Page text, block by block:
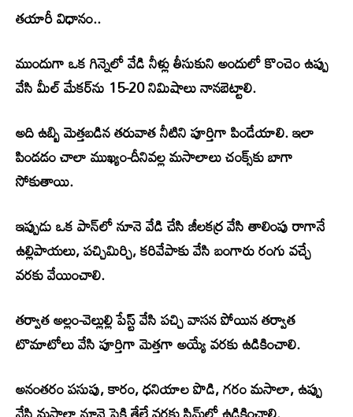
తయారీ విధానం..
ముందుగా ఒక గిన్నెలో వేడి నీళ్లు తీసుకుని అందులో కొంచెం ఉప్పు
వేసి మీల్ మేకర్‌ను 15-20 నిమిషాలు నానబెట్టాలి.
అది ఉబ్బి మెత్తబడిన తరువాత నీటిని పూర్తిగా పిండేయాలి. ఇలా
పిండడం చాలా ముఖ్యం-దీనివల్ల మసాలాలు చంక్స్‌కు బాగా
సోకుతాయి.
ఇప్పుడు ఒక పాన్‌లో నూనె వేడి చేసి జీలకర్ర వేసి తాలింపు రాగానే
ఉల్లిపాయలు, పచ్చిమిర్చి, కరివేపాకు వేసి బంగారు రంగు వచ్చే
వరకు వేయించాలి.
తర్వాత అల్లం-వెల్లుల్లి పేస్ట్ వేసి పచ్చి వాసన పోయిన తర్వాత
టొమాటోలు వేసి పూర్తిగా మెత్తగా అయ్యే వరకు ఉడికించాలి.
అనంతరం పసుపు, కారం, ధనియాల పొడి, గరం మసాలా, ఉప్పు